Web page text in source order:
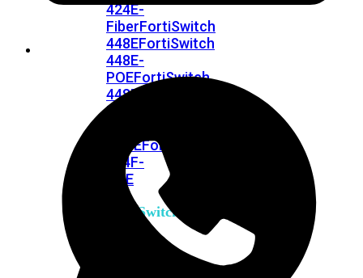
424E-
FiberFortiSwitch
448EFortiSwitch
448E-
POEFortiSwitch
448E-
FPOE
FPOEFortiSwitchRugged
424F-
POE
FortiSwitch